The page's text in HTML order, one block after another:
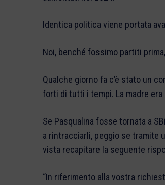
Identica politica viene portata
Noi, benché fossimo partiti
Qualche giorno fa c’è stato un
forti di tutti i tempi. La madre era
Se Pasqualina fosse tornata a
a rintracciarli, peggio se tramite
vista recapitare la seguente
“In riferimento alla vostra